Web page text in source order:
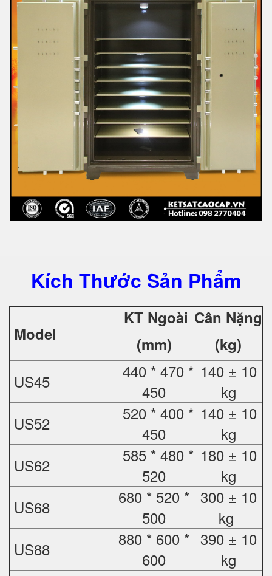
Kích Thước Sản Phẩm
Model
KT Ngoài
(mm)
Cân Nặng
(kg)
US45
440 * 470 *
450
140 ± 10
kg
US52
520 * 400 *
450
140 ± 10
kg
US62
585 * 480 *
520
180 ± 10
kg
US68
680 * 520 *
500
300 ± 10
kg
US88
880 * 600 *
600
390 ± 10
kg